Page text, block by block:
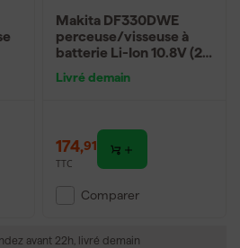
avant 22h, livré demain
Makita DF330DWE
perceuse/visseuse à
batterie Li-Ion 10.8V (2
une mallette
Livré demain
174,91
TTC
Comparer